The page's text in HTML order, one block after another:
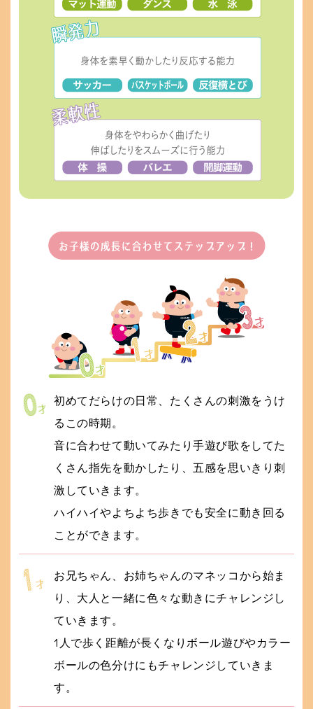
初めてだらけの日常、たくさんの刺激をうけ
るこの時期。
音に合わせて動いてみたり手遊び歌をしてた
くさん指先を動かしたり、五感を思いきり刺
激していきます。
ハイハイやよちよち歩きでも安全に動き回る
ことができます。
お兄ちゃん、お姉ちゃんのマネッコから始ま
り、大人と一緒に色々な動きにチャレンジし
ていきます。
1人で歩く距離が長くなりボール遊びやカラー
ボールの色分けにもチャレンジしていきま
す。